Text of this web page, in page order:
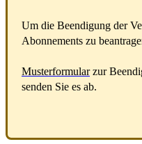
Um die Beendigung der
Abonnements zu
Musterformular zur
senden Sie es ab.